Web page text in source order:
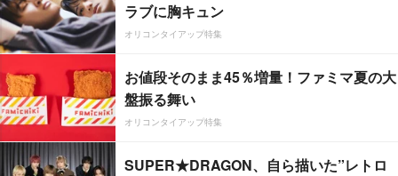
ラブに胸キュン
オリコンタイアップ特集
お値段そのまま45％増量！ファミマ夏の大
盤振る舞い
オリコンタイアップ特集
SUPER★DRAGON、自ら描いた”レトロ